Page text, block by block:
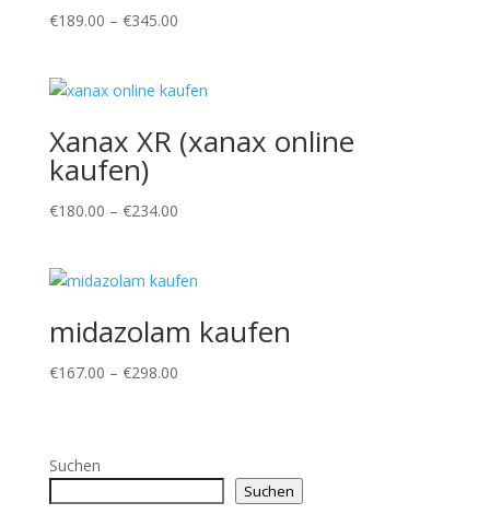
€189.00 – €345.00Preisspanne:
€345.00
Xanax XR (xanax online
kaufen)
€180.00 – €234.00Preisspanne:
€234.00
midazolam kaufen
€167.00 – €298.00Preisspanne:
Suchen
Suchen